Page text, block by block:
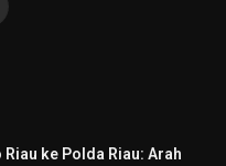
ke Polda Riau: Arah